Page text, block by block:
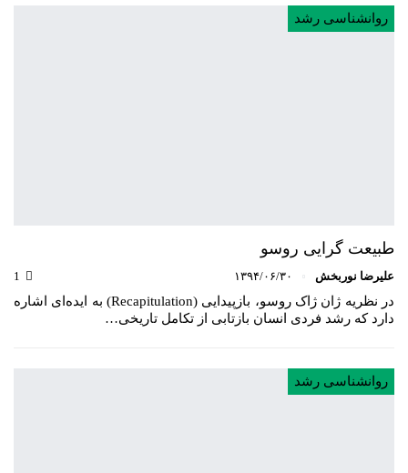
روانشناسی رشد
طبیعت گرایی روسو
علیرضا نوربخش ۱۳۹۴/۰۶/۳۰
در نظریه ژان ژاک روسو، بازپیدایی (Recapitulation) به ایده‌ای اشاره
دارد که رشد فردی انسان بازتابی از تکامل تاریخی…
روانشناسی رشد